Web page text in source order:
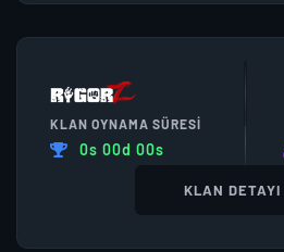
KLAN OYNAMA SÜRESI
0s 00d 00s
KLAN DETAYI